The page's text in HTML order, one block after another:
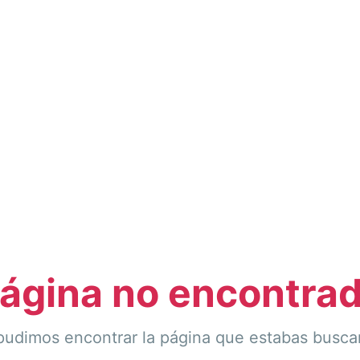
no
encontrar la página que estabas